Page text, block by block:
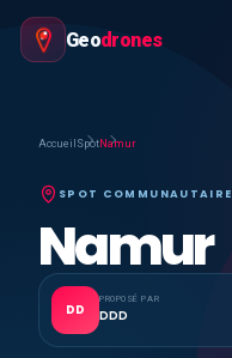
Geodrones
Accueil Spot Namur
SPOT COMMUNAUTAIRE
Namur
DD
PROPOSÉ PAR
DDD